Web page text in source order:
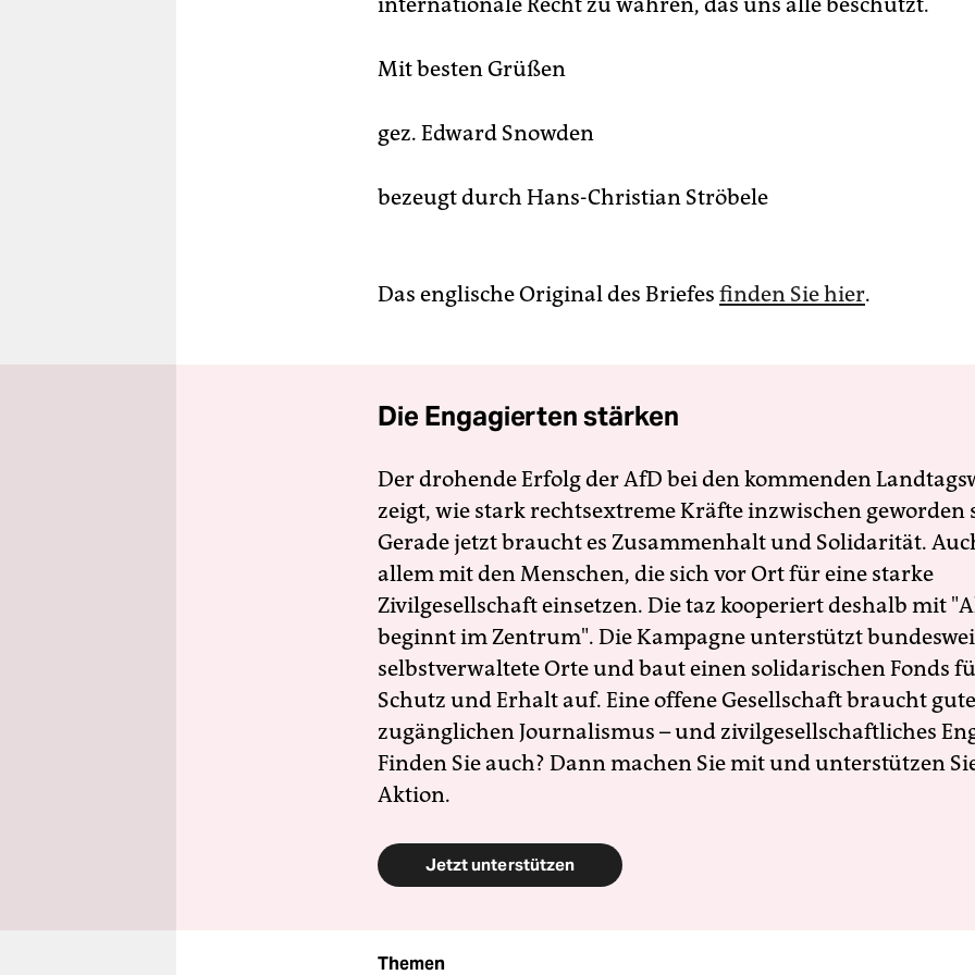
Mit besten Grüßen
gez. Edward Snowden
bezeugt durch Hans-Christian Ströbele
Das englische Original des Briefes finden Sie hier.
Die Engagierten stärken
Der drohende Erfolg der AfD bei den kommenden
zeigt, wie stark rechtsextreme Kräfte inzwischen geworden
Gerade jetzt braucht es Zusammenhalt und Solidarität.
allem mit den Menschen, die sich vor Ort für eine starke
Zivilgesellschaft einsetzen. Die taz kooperiert deshalb mit
beginnt im Zentrum". Die Kampagne unterstützt
selbstverwaltete Orte und baut einen solidarischen Fonds
Schutz und Erhalt auf. Eine offene Gesellschaft braucht
zugänglichen Journalismus – und zivilgesellschaftliches
Finden Sie auch? Dann machen Sie mit und unterstützen
Aktion.
Jetzt unterstützen
Themen